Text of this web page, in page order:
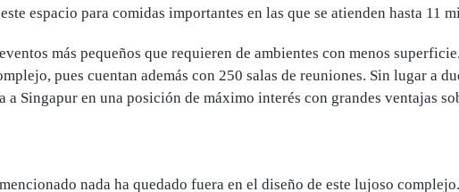
espacio para comidas importantes en las que se atienden hasta 11
más pequeños que requieren de ambientes con menos
pues cuentan además con 250 salas de reuniones. Sin lugar a
a Singapur en una posición de máximo interés con grandes ventajas
nada ha quedado fuera en el diseño de este lujoso